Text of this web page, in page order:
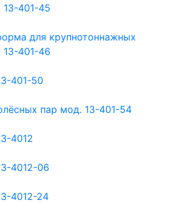
13-401-45
для крупнотоннажных
13-401-46
401-50
пар мод. 13-401-54
4012
4012-06
4012-24